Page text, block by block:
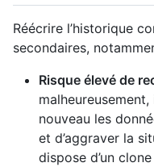
Réécrire l’historique
secondaires,
Risque élevé de
nouveau les
et d’aggraver la
dispose d’un